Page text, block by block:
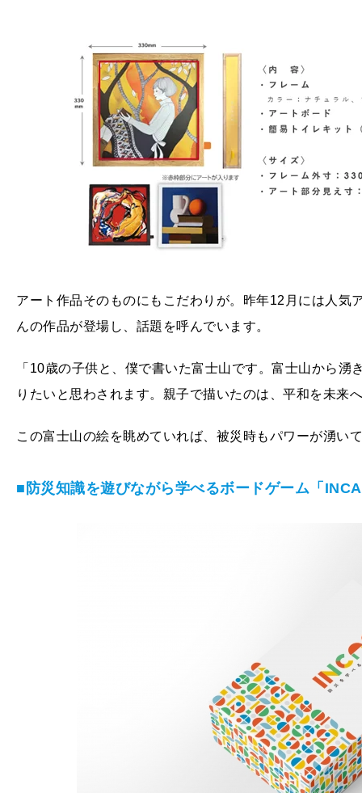
アート作品そのものにもこだわりが。昨年12月には人気
んの作品が登場し、話題を呼んでいます。
「10歳の子供と、僕で書いた富士山です。富士山から
りたいと思わされます。親子で描いたのは、平和を未来
この富士山の絵を眺めていれば、被災時もパワーが湧い
■防災知識を遊びながら学べるボードゲーム「